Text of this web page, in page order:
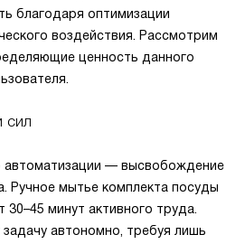
благодаря оптимизации
воздействия. Рассмотрим
ценность данного
сил
автоматизации — высвобождение
Ручное мытье комплекта посуды
30–45 минут активного труда.
задачу автономно, требуя лишь